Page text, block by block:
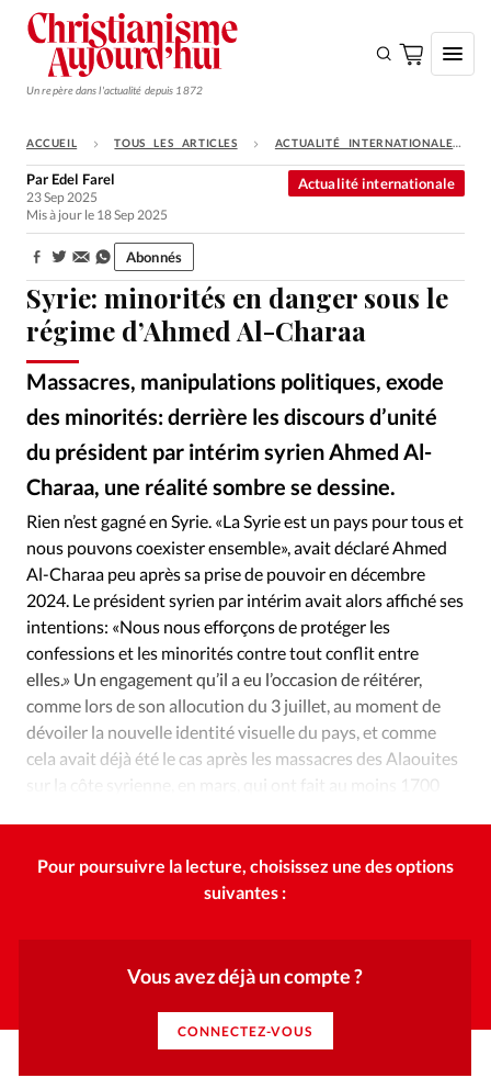
Un repère dans l'actualité depuis 1872
S'ABONNER
Monde
Opinions
Tous les articles
Faire un don
Se connecter
Édition: Internationale
Devise:CHF
RUBRIQUES
Tous les articles
Actualité chrétienne
Actualité internationale
Chronique
Culture
Dossier
Eglises Foi Génération réveil
Monde
Opinions
Publireportage
Relations Aujourd'hui
Société
Tour du monde des Eglises
Trait d'Ixène
Vécu
Vie Intérieure
ACCUEIL TOUS LES ARTICLES ACTUALITÉ INTERNATIONALE
Syrie: minorités en danger sous le
régime d’Ahmed Al-Charaa
Massacres, manipulations politiques, exode
des minorités: derrière les discours d’unité
du président par intérim syrien Ahmed Al-
Charaa, une réalité sombre se dessine.
Actualité internationale
Par Edel Farel
23 Sep 2025
Mis à jour le 18 Sep 2025
Partager: Abonnés
©Ahmed Akacha – Pexels / Célébrations lors de la chute du régime de Bachar Al-Assad, à Homs, en Syrie, décembre 2024.
Rien n’est gagné en Syrie. «La Syrie est un pays pour tous et
nous pouvons coexister ensemble», avait déclaré Ahmed
Al-Charaa peu après sa prise de pouvoir en décembre
2024. Le président syrien par intérim avait alors affiché ses
intentions: «Nous nous efforçons de protéger les
confessions et les minorités contre tout conflit entre
elles.» Un engagement qu’il a eu l’occasion de réitérer,
comme lors de son allocution du 3 juillet, au moment de
dévoiler la nouvelle identité visuelle du pays, et comme
cela avait déjà été le cas après les massacres des Alaouites
sur la côte syrienne, en mars, qui ont fait au moins 1700
Pour poursuivre la lecture, choisissez une des options
suivantes :
Vous avez déjà un compte ?
CONNECTEZ-VOUS